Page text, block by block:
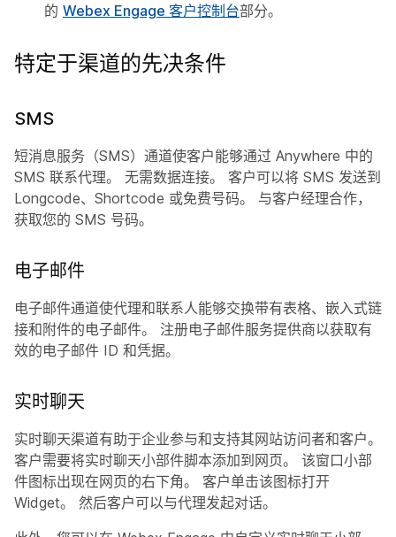
的 Webex Engage 客户控制台部分。
特定于渠道的先决条件
SMS
短消息服务（SMS）通道使客户能够通过 Anywhere 中的
SMS 联系代理。 无需数据连接。 客户可以将 SMS 发送到
Longcode、Shortcode 或免费号码。 与客户经理合作，
获取您的 SMS 号码。
电子邮件
电子邮件通道使代理和联系人能够交换带有表格、嵌入式链
接和附件的电子邮件。 注册电子邮件服务提供商以获取有
效的电子邮件 ID 和凭据。
实时聊天
实时聊天渠道有助于企业参与和支持其网站访问者和客户。
客户需要将实时聊天小部件脚本添加到网页。 该窗口小部
件图标出现在网页的右下角。 客户单击该图标打开
Widget。 然后客户可以与代理发起对话。